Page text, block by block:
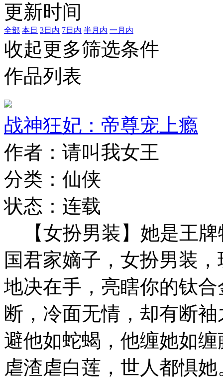
更新时间
全部 本日 3日内 7日内 半月内 一月内
收起更多筛选条件
作品列表
战神狂妃：帝尊宠上瘾
作者：请叫我女王
分类：仙侠
状态：连载
【女扮男装】她是王牌
国君家嫡子，女扮男装
地决在手，亮瞎你的钛
断，冷面无情，却有断
避他如蛇蝎，他缠她如
虐渣虐白莲，世人都惧